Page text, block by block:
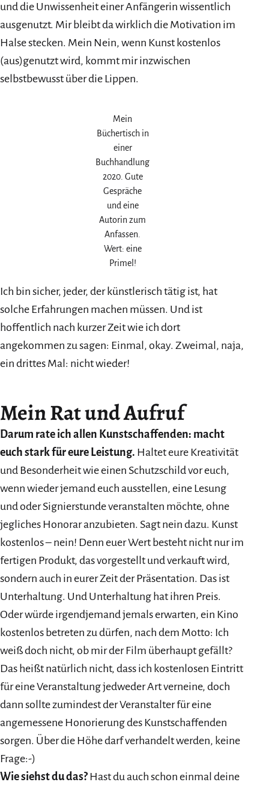
und die Unwissenheit einer Anfängerin wissentlich
ausgenutzt. Mir bleibt da wirklich die Motivation im
Halse stecken. Mein Nein, wenn Kunst kostenlos
(aus)genutzt wird, kommt mir inzwischen
selbstbewusst über die Lippen.
Mein
Büchertisch in
einer
Buchhandlung
2020. Gute
Gespräche
und eine
Autorin zum
Anfassen.
Wert: eine
Primel!
Ich bin sicher, jeder, der künstlerisch tätig ist, hat
solche Erfahrungen machen müssen. Und ist
hoffentlich nach kurzer Zeit wie ich dort
angekommen zu sagen: Einmal, okay. Zweimal, naja,
ein drittes Mal: nicht wieder!
Mein Rat und Aufruf
Darum rate ich allen Kunstschaffenden: macht
euch stark für eure Leistung. Haltet eure Kreativität
und Besonderheit wie einen Schutzschild vor euch,
wenn wieder jemand euch ausstellen, eine Lesung
und oder Signierstunde veranstalten möchte, ohne
jegliches Honorar anzubieten. Sagt nein dazu. Kunst
kostenlos – nein! Denn euer Wert besteht nicht nur im
fertigen Produkt, das vorgestellt und verkauft wird,
sondern auch in eurer Zeit der Präsentation. Das ist
Unterhaltung. Und Unterhaltung hat ihren Preis.
Oder würde irgendjemand jemals erwarten, ein Kino
kostenlos betreten zu dürfen, nach dem Motto: Ich
weiß doch nicht, ob mir der Film überhaupt gefällt?
Das heißt natürlich nicht, dass ich kostenlosen Eintritt
für eine Veranstaltung jedweder Art verneine, doch
dann sollte zumindest der Veranstalter für eine
angemessene Honorierung des Kunstschaffenden
sorgen. Über die Höhe darf verhandelt werden, keine
Frage:-)
Wie siehst du das?Hast du auch schon einmal deine